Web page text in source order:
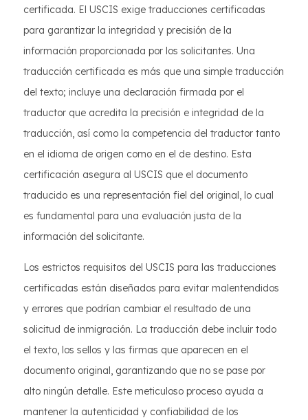
certificada. El USCIS exige traducciones certificadas
para garantizar la integridad y precisión de la
información proporcionada por los solicitantes. Una
traducción certificada es más que una simple traducción
del texto; incluye una declaración firmada por el
traductor que acredita la precisión e integridad de la
traducción, así como la competencia del traductor tanto
en el idioma de origen como en el de destino. Esta
certificación asegura al USCIS que el documento
traducido es una representación fiel del original, lo cual
es fundamental para una evaluación justa de la
información del solicitante.
Los estrictos requisitos del USCIS para las traducciones
certificadas están diseñados para evitar malentendidos
y errores que podrían cambiar el resultado de una
solicitud de inmigración. La traducción debe incluir todo
el texto, los sellos y las firmas que aparecen en el
documento original, garantizando que no se pase por
alto ningún detalle. Este meticuloso proceso ayuda a
mantener la autenticidad y confiabilidad de los